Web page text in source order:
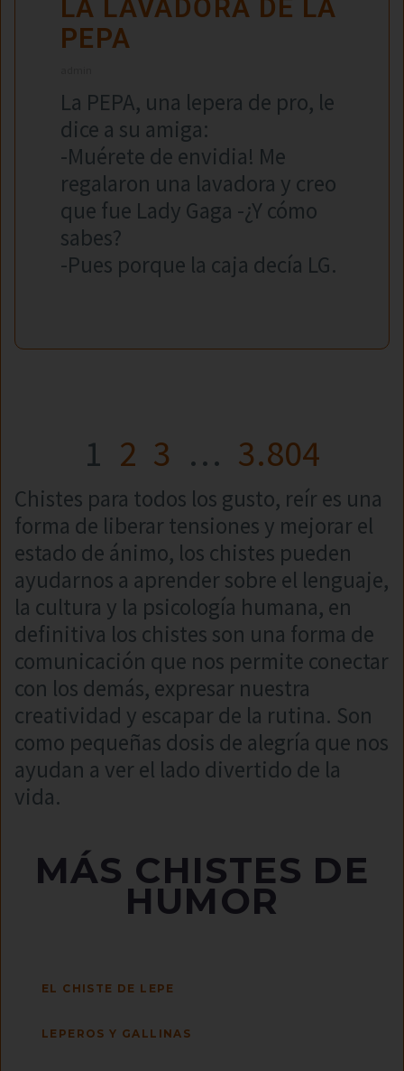
LA LAVADORA DE LA
PEPA
La PEPA, una lepera de pro, le
dice a su amiga:
-Muérete de envidia! Me
regalaron una lavadora y creo
que fue Lady Gaga -¿Y cómo
sabes?
-Pues porque la caja decía LG.
1 2 3 … 3.804
Chistes para todos los gusto, reír es una
forma de liberar tensiones y mejorar el
estado de ánimo, los chistes pueden
ayudarnos a aprender sobre el lenguaje,
la cultura y la psicología humana, en
definitiva los chistes son una forma de
comunicación que nos permite conectar
con los demás, expresar nuestra
creatividad y escapar de la rutina. Son
como pequeñas dosis de alegría que nos
ayudan a ver el lado divertido de la
vida.
MÁS CHISTES DE
HUMOR
EL CHISTE DE LEPE
LEPEROS Y GALLINAS